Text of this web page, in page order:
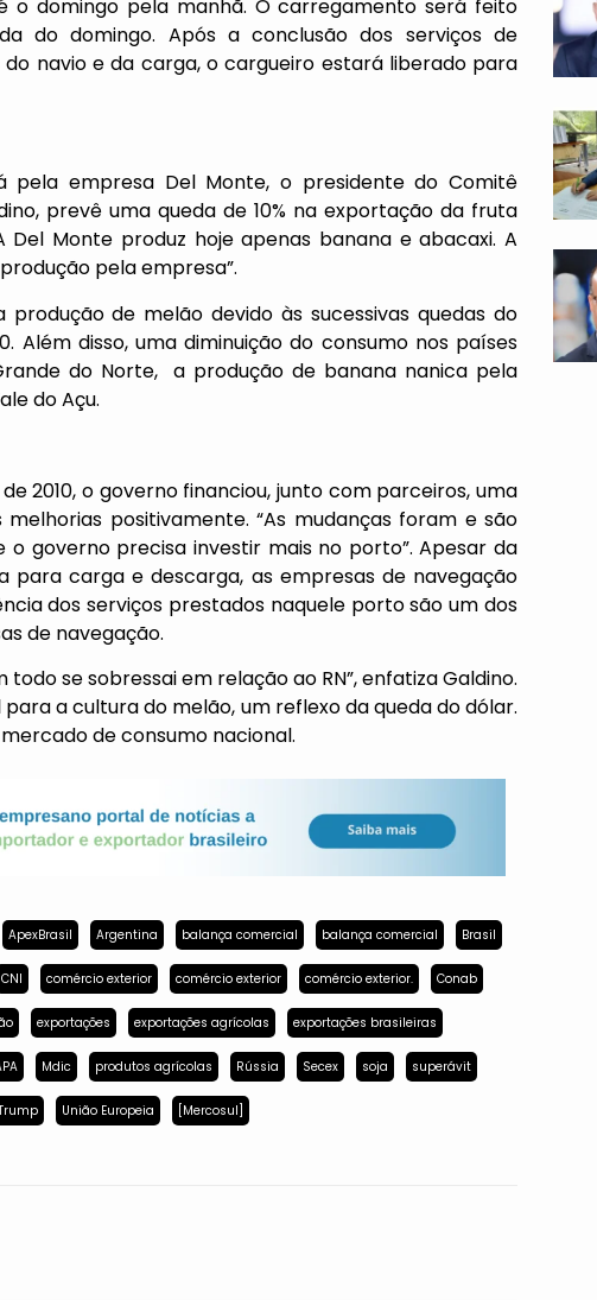
o domingo pela manhã. O carregamento será feito
do domingo. Após a conclusão dos serviços de
navio e da carga, o cargueiro estará liberado para
empresa Del Monte, o presidente do Comitê
prevê uma queda de 10% na exportação da fruta
Monte produz hoje apenas banana e abacaxi. A
pela empresa”.
de melão devido às sucessivas quedas do
Além disso, uma diminuição do consumo nos países
do Norte, a produção de banana nanica pela
do Açu.
2010, o governo financiou, junto com parceiros, uma
positivamente. “As mudanças foram e são
governo precisa investir mais no porto”. Apesar da
carga e descarga, as empresas de navegação
dos serviços prestados naquele porto são um dos
de navegação.
se sobressai em relação ao RN”, enfatiza Galdino.
a cultura do melão, um reflexo da queda do dólar.
de consumo nacional.
ApexBrasil Argentina balança comercial balança comercial Brasil
CNI comércio exterior comércio exterior comércio exterior. Conab
exportações exportações agrícolas exportações brasileiras
Mdic produtos agrícolas Rússia Secex soja superávit
União Europeia [Mercosul]